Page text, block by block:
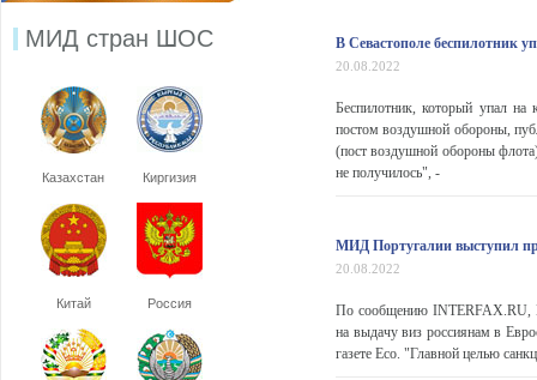
МИД стран ШОС
Казахстан Киргизия
Китай Россия
В Севастополе беспилотник
20.08.2022
Беспилотник, который упал
постом воздушной обороны,
(пост воздушной обороны
не получилось", -
МИД Португалии выступил
20.08.2022
По сообщению INTERFAX.RU,
на выдачу виз россиянам в
газете Eco. "Главной целью